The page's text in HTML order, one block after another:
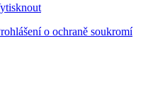
o ochraně soukromí